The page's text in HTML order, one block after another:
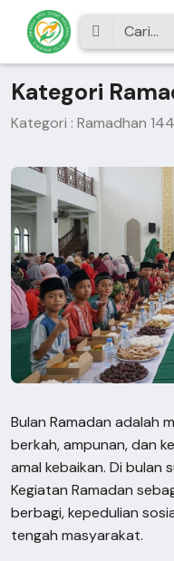
Kategori
Kategori : Ramadhan
Bulan Ramadan adalah
berkah, ampunan, dan
amal kebaikan. Di bulan
Kegiatan Ramadan
berbagi, kepedulian
tengah masyarakat.